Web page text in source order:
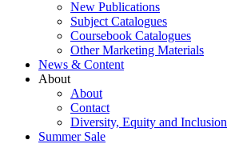
New Publications
Subject Catalogues
Coursebook Catalogues
Other Marketing Materials
News & Content
About
About
Contact
Diversity, Equity and Inclusion
Summer Sale